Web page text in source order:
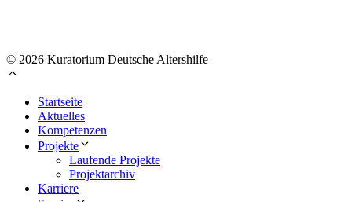
© 2026 Kuratorium Deutsche Altershilfe
Startseite
Aktuelles
Kompetenzen
Projekte
Laufende Projekte
Projektarchiv
Karriere